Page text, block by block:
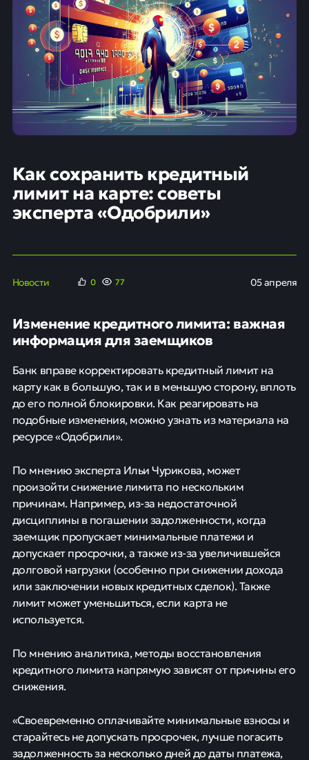
Как сохранить кредитный
лимит на карте: советы
эксперта «Одобрили»
Новости 0 77 05 апреля
Изменение кредитного лимита: важная
информация для заемщиков
Банк вправе корректировать кредитный лимит на
карту как в большую, так и в меньшую сторону, вплоть
до его полной блокировки. Как реагировать на
подобные изменения, можно узнать из материала на
ресурсе «Одобрили».
По мнению эксперта Ильи Чурикова, может
произойти снижение лимита по нескольким
причинам. Например, из-за недостаточной
дисциплины в погашении задолженности, когда
заемщик пропускает минимальные платежи и
допускает просрочки, а также из-за увеличившейся
долговой нагрузки (особенно при снижении дохода
или заключении новых кредитных сделок). Также
лимит может уменьшиться, если карта не
используется.
По мнению аналитика, методы восстановления
кредитного лимита напрямую зависят от причины его
снижения.
«Своевременно оплачивайте минимальные взносы и
старайтесь не допускать просрочек, лучше погасить
задолженность за несколько дней до даты платежа,